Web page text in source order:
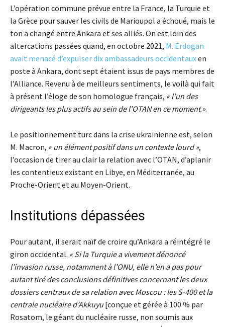
L’opération commune prévue entre la France, la Turquie et
la Grèce pour sauver les civils de Marioupol a échoué, mais le
ton a changé entre Ankara et ses alliés. On est loin des
altercations passées quand, en octobre 2021, M. Erdogan
avait menacé d’expulser dix ambassadeurs occidentauxen
poste à Ankara, dont sept étaient issus de pays membres de
l’Alliance. Revenu à de meilleurs sentiments, le voilà qui fait
à présent l’éloge de son homologue français, « l’un des
dirigeants les plus actifs au sein de l’OTAN en ce moment ».
Le positionnement turc dans la crise ukrainienne est, selon
M. Macron, « un élément positif dans un contexte lourd »,
l’occasion de tirer au clair la relation avec l’OTAN, d’aplanir
les contentieux existant en Libye, en Méditerranée, au
Proche-Orient et au Moyen-Orient.
Institutions dépassées
Pour autant, il serait naïf de croire qu’Ankara a réintégré le
giron occidental. « Si la Turquie a vivement dénoncé
l’invasion russe, notamment à l’ONU, elle n’en a pas pour
autant tiré des conclusions définitives concernant les deux
dossiers centraux de sa relation avec Moscou : les S-400 et la
centrale nucléaire d’Akkuyu[conçue et gérée à 100 % par
Rosatom, le géant du nucléaire russe, non soumis aux